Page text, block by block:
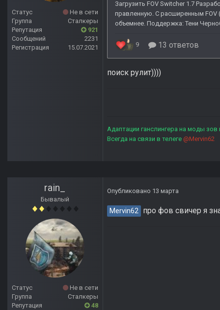
Статус
Не в сети
Группа
Сталкеры
Репутация
921
Сообщений
2231
Регистрация
15.07.2021
поиск рулит))))
Адаптации ганслингера на моды зов
Всегда на связи в телеге @Mervin62
rain_
Бывалый
Статус
Не в сети
Группа
Сталкеры
Репутация
48
Опубликовано 13 марта
Mervin62 про фов свичер я